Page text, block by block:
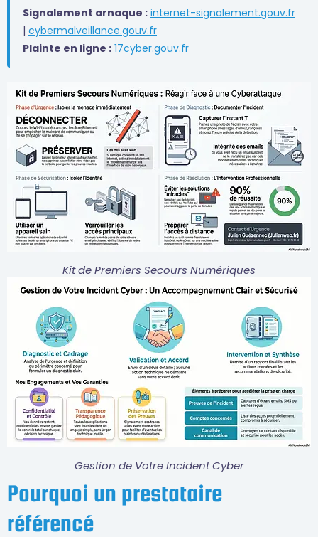
Signalement arnaque : internet-signalement.gouv.fr
| cybermalveillance.gouv.fr
Plainte en ligne : 17cyber.gouv.fr
Kit de Premiers Secours Numériques
Gestion de Votre Incident Cyber
Pourquoi un prestataire
référencé